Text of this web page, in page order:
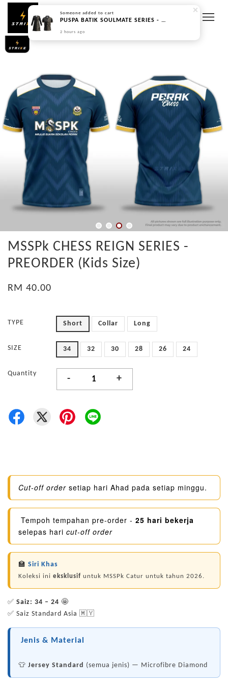
MSSPk CHESS REIGN SERIES -
PREORDER (Kids Size)
RM 40.00
TYPE Short Collar Long
SIZE 34 32 30 28 26 24
Quantity
- +
Cut-off order setiap hari Ahad pada setiap minggu.
Tempoh tempahan pre-order - 25 hari bekerja
selepas hari cut-off order
🏫 Siri Khas
Koleksi ini eksklusif untuk MSSPk Catur untuk tahun 2026.
✅ Saiz: 34 – 24 🤩
✅ Saiz Standard Asia 🇲🇾
Jenis & Material
👕 Jersey Standard (semua jenis) — Microfibre Diamond
Someone added to cart
PUSPA BATIK SOULMATE SERIES - BLACK BROWN (PREORDER | DIPOS 45 HARI BEKERJA)
2 hours ago